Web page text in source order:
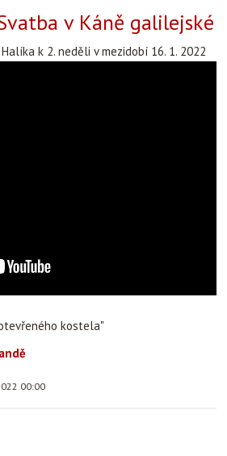
v Káně galilejské
k 2. neděli v mezidobí 16. 1. 2022
kostela"
00:00